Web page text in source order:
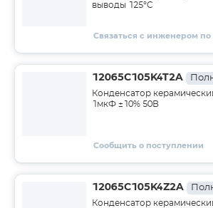
выводы 125°C
Связаться с инженером
12065C105K4T2A
Конденсатор
1мкФ ±10% 50В
Сообщить о поступлении
12065C105K4Z2A
Конденсатор